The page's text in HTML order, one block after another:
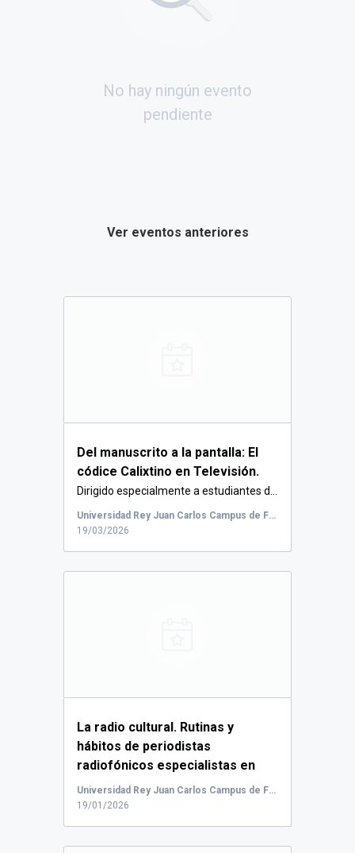
No hay ningún evento
pendiente
Ver eventos anteriores
Del manuscrito a la pantalla: El
códice Calixtino en Televisión.
Dirigido especialmente a estudiantes d...
Universidad Rey Juan Carlos Campus de Fuenlabrada, Camino del Molino, Fuenlabrada, España
19/03/2026
La radio cultural. Rutinas y
hábitos de periodistas
radiofónicos especialistas en
cultura. Dirigido esp...
Universidad Rey Juan Carlos Campus de Fuenlabrada, Camino del Molino, Fuenlabrada, España
19/01/2026